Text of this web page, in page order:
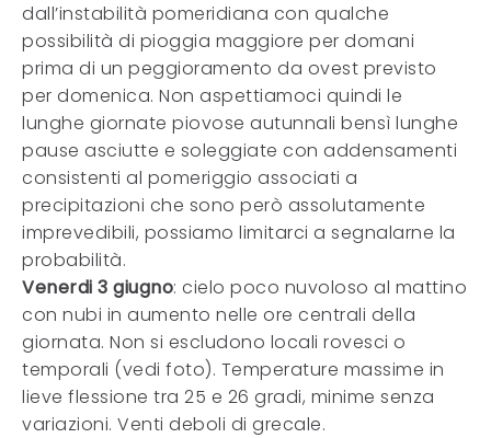
dall’instabilità pomeridiana con qualche
possibilità di pioggia maggiore per domani
prima di un peggioramento da ovest previsto
per domenica. Non aspettiamoci quindi le
lunghe giornate piovose autunnali bensì lunghe
pause asciutte e soleggiate con addensamenti
consistenti al pomeriggio associati a
precipitazioni che sono però assolutamente
imprevedibili, possiamo limitarci a segnalarne la
probabilità.
Venerdi 3 giugno: cielo poco nuvoloso al mattino
con nubi in aumento nelle ore centrali della
giornata. Non si escludono locali rovesci o
temporali (vedi foto). Temperature massime in
lieve flessione tra 25 e 26 gradi, minime senza
variazioni. Venti deboli di grecale.